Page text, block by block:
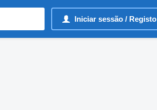
Iniciar sessão / Registo